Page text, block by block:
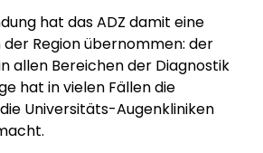
hat das ADZ damit eine
Region übernommen: der
allen Bereichen der Diagnostik
hat in vielen Fällen die
Universitäts-Augenkliniken